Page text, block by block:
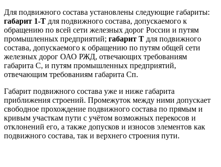
Для подвижного состава установлены следующие габариты:
габарит 1-Т для подвижного состава, допускаемого к
обращению по всей сети железных дорог России и путям
промышленных предприятий; габарит Т для подвижного
состава, допускаемого к обращению по путям общей сети
железных дорог ОАО РЖД, отвечающих требованиям
габарита С, и путям промышленных предприятий,
отвечающим требованиям габарита Сп.
Габарит подвижного состава уже и ниже габарита
приближения строений. Промежуток между ними допускает
свободное прохождение подвижного состава по прямым и
кривым участкам пути с учётом возможных перекосов и
отклонений его, а также допусков и износов элементов как
подвижного состава, так и верхнего строения пути.